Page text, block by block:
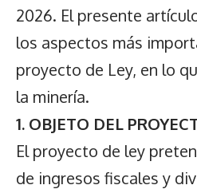
2026. El presente
los aspectos más
proyecto de Ley, en lo
la minería.
1. OBJETO DEL
El proyecto de ley
de ingresos fiscales y